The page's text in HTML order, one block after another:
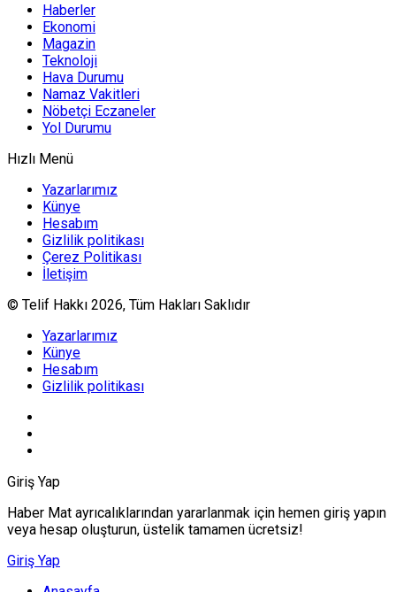
Haberler
Ekonomi
Magazin
Teknoloji
Hava Durumu
Namaz Vakitleri
Nöbetçi Eczaneler
Yol Durumu
Hızlı Menü
Yazarlarımız
Künye
Hesabım
Gizlilik politikası
Çerez Politikası
İletişim
© Telif Hakkı 2026, Tüm Hakları Saklıdır
Yazarlarımız
Künye
Hesabım
Gizlilik politikası
Giriş Yap
Haber Mat ayrıcalıklarından yararlanmak için hemen giriş yapın
veya hesap oluşturun, üstelik tamamen ücretsiz!
Giriş Yap